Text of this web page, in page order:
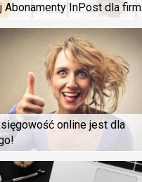
Abonamenty InPost dla firm
online jest dla